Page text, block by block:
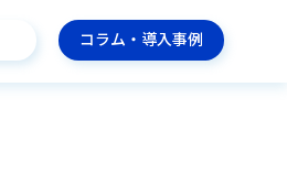
コラム・導入事例